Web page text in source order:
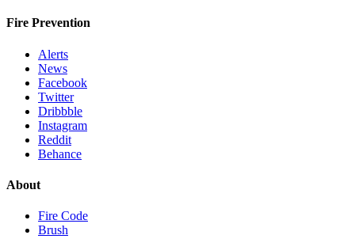
Fire Prevention
Alerts
News
Facebook
Twitter
Dribbble
Instagram
Reddit
Behance
About
Fire Code
Brush